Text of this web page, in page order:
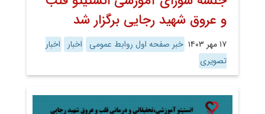
و عروق شهید رجایی برگزار شد
۱۷ مهر ۱۴۰۳ خبر صفحه اول روابط عمومی اخبار
اخبار
تصویری